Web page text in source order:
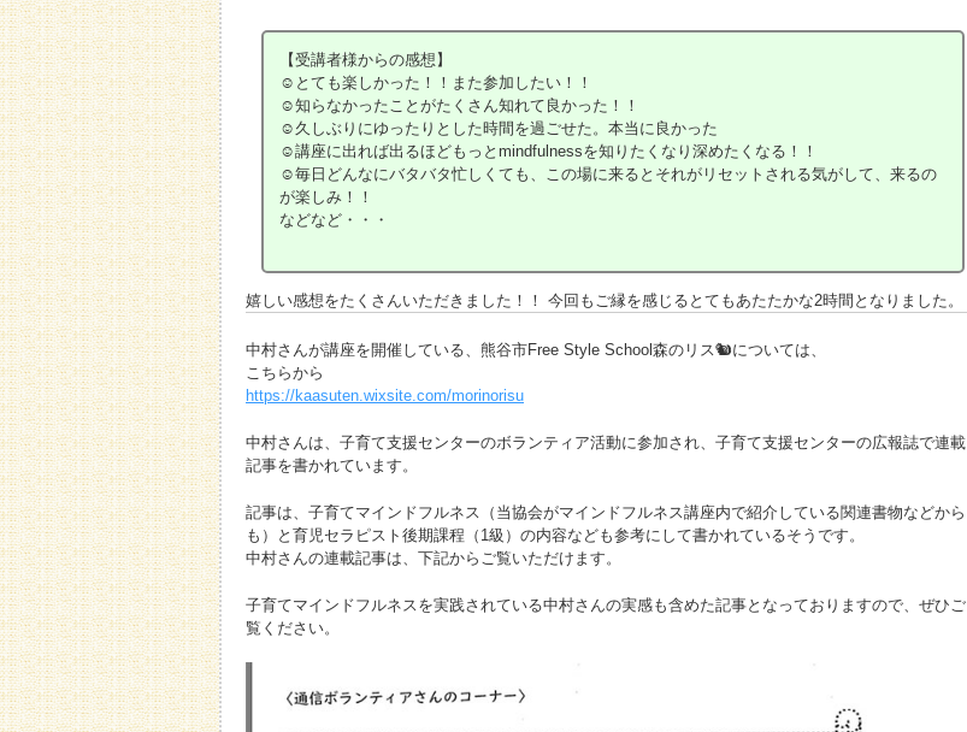
【受講者様からの感想】
☺︎とても楽しかった！！また参加したい！！
☺︎知らなかったことがたくさん知れて良かった！！
☺︎久しぶりにゆったりとした時間を過ごせた。本当に良かった
☺︎講座に出れば出るほどもっとmindfulnessを知りたくなり深めたくなる！！
☺︎毎日どんなにバタバタ忙しくても、この場に来るとそれがリセットされる気がして、来るの
が楽しみ！！
などなど・・・
嬉しい感想をたくさんいただきました！！ 今回もご縁を感じるとてもあたたかな2時間となりました。
中村さんが講座を開催している、熊谷市Free Style School森のリス🐿については、
こちらから
https://kaasuten.wixsite.com/morinorisu
中村さんは、子育て支援センターのボランティア活動に参加され、子育て支援センターの広報誌で連載
記事を書かれています。
記事は、子育てマインドフルネス（当協会がマインドフルネス講座内で紹介している関連書物などから
も）と育児セラピスト後期課程（1級）の内容なども参考にして書かれているそうです。
中村さんの連載記事は、下記からご覧いただけます。
子育てマインドフルネスを実践されている中村さんの実感も含めた記事となっておりますので、ぜひご
覧ください。